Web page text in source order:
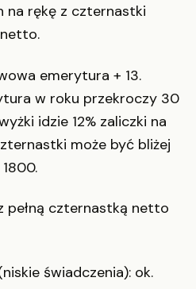
na rękę z czternastki
emerytura + 13.
w roku przekroczy 30
idzie 12% zaliczki na
może być bliżej
pełną czternastką netto
świadczenia): ok.